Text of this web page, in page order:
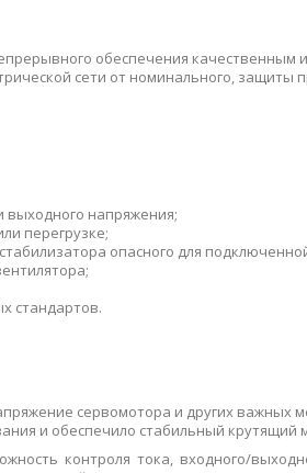
обеспечения
сети от номинального,
выходного напряжения;
перегрузке;
опасного для
стандартов.
сервомотора и других важных
и обеспечило стабильный крутящий
контроля тока, входного/